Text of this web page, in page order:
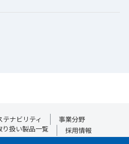
テナビリティ
事業分野
り扱い製品一覧 採用情報